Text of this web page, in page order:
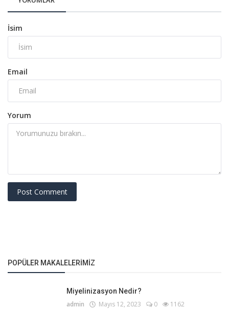
İsim
Email
Yorum
Post Comment
POPÜLER MAKALELERIMIZ
Miyelinizasyon Nedir?
admin Mayıs 12, 2023 0 1162